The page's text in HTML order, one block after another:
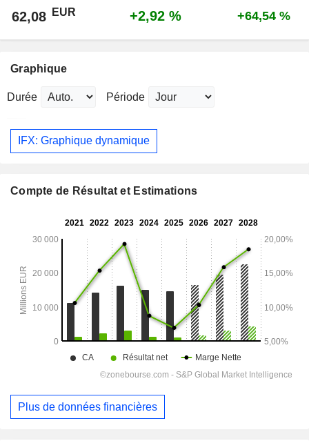
62,08 EUR +2,92 % +64,54 %
Graphique
Durée Période
IFX: Graphique dynamique
Compte de Résultat et Estimations
Plus de données financières